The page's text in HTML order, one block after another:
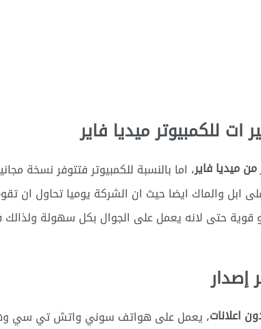
ات للكمبيوتر ميديا فاير
ميديا فاير، اما بالنسبة للكمبيوتر فتتوفر نسخة
والماك ايضا حيث ان الشركة يوميا تحاول ان
حتى لانه يعمل على الجوال بكل سهولة ولذالك
إصدار
، يعمل على هواتف سوني واتش تي سي